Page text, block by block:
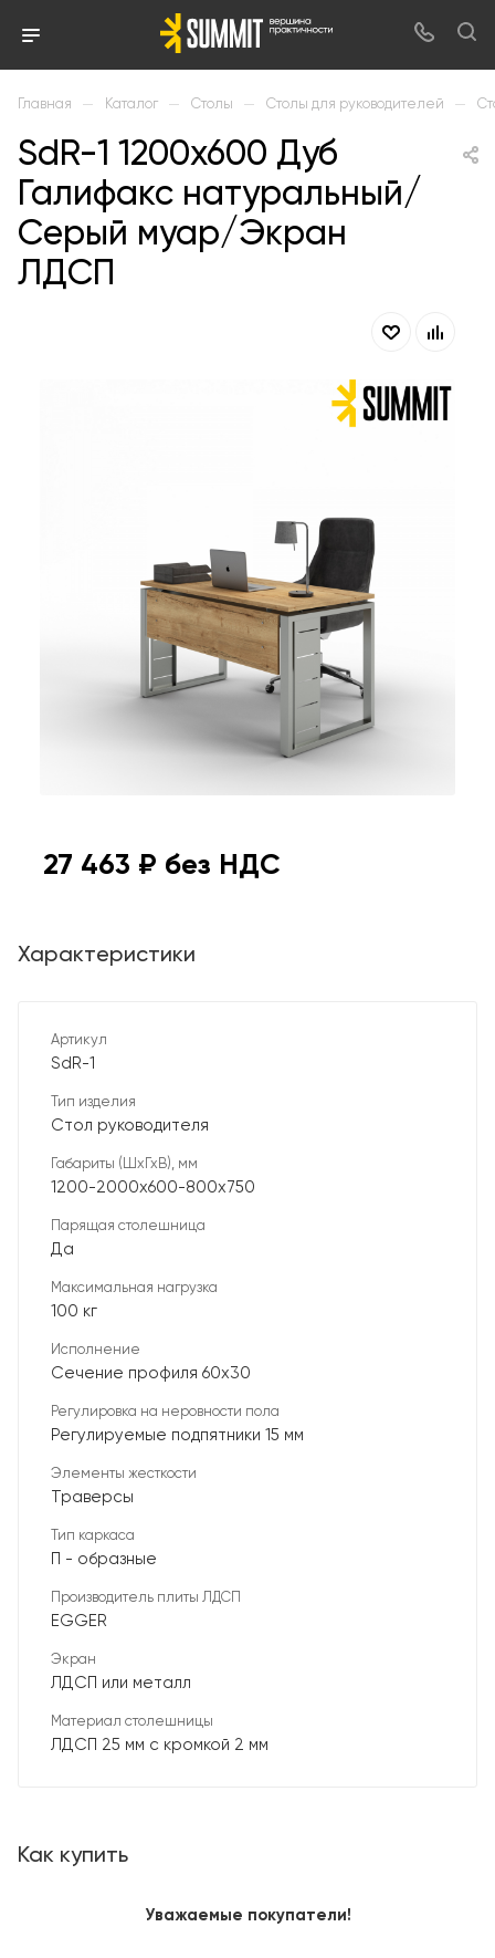
Главная — Каталог — Столы — Столы для руководителей —
SdR-1 1200х600 Дуб
Галифакс натуральный/
Серый муар/Экран
ЛДСП
27 463 ₽ без НДС
Характеристики
Артикул
SdR-1
Тип изделия
Стол руководителя
Габариты (ШхГхВ), мм
1200-2000х600-800х750
Парящая столешница
Да
Максимальная нагрузка
100 кг
Исполнение
Сечение профиля 60х30
Регулировка на неровности пола
Регулируемые подпятники 15 мм
Элементы жесткости
Траверсы
Тип каркаса
П - образные
Производитель плиты ЛДСП
EGGER
Экран
ЛДСП или металл
Материал столешницы
ЛДСП 25 мм с кромкой 2 мм
Как купить
Уважаемые покупатели!